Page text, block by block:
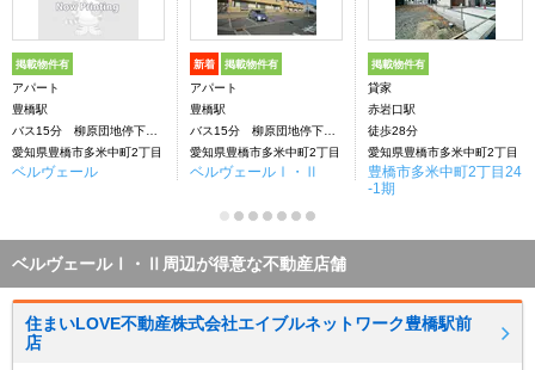
掲載物件有
アパート
豊橋駅
バス15分 柳原団地停下車：停歩1分
愛知県豊橋市多米中町2丁目
ベルヴェール
新着 掲載物件有
アパート
豊橋駅
バス15分 柳原団地停下車：停歩1分
愛知県豊橋市多米中町2丁目
ベルヴェールⅠ・Ⅱ
掲載物件有
貸家
赤岩口駅
徒歩28分
愛知県豊橋市多米中町2丁目
豊橋市多米中町2丁目24
-1期
ベルヴェールⅠ・Ⅱ周辺が得意な不動産店舗
住まいLOVE不動産株式会社エイブルネットワーク豊橋駅前
店